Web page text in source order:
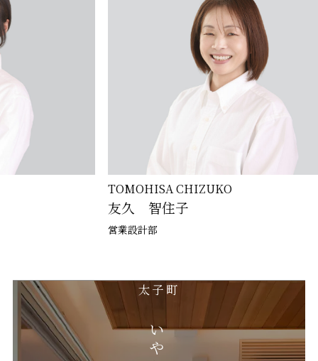
TOMOHISA CHIZUKO
友久 智住子
太子町